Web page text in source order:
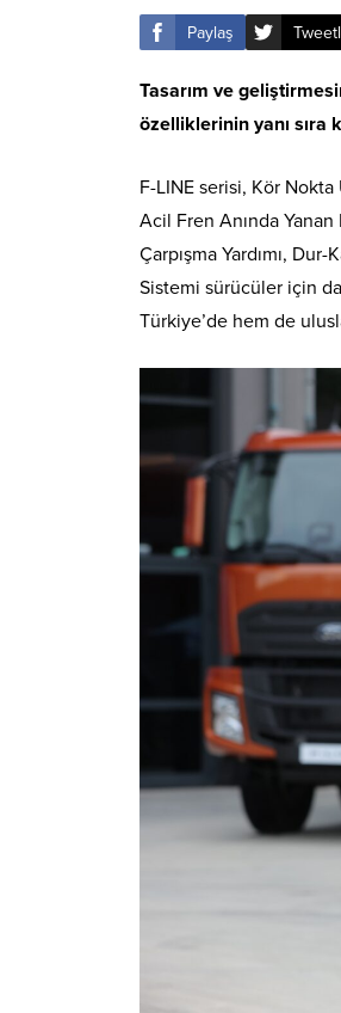
Paylaş
Tasarım ve
özelliklerinin yanı sıra
F-LINE serisi, Kör Nokta
Acil Fren Anında
Çarpışma Yardımı,
Sistemi sürücüler için
Türkiye’de hem de